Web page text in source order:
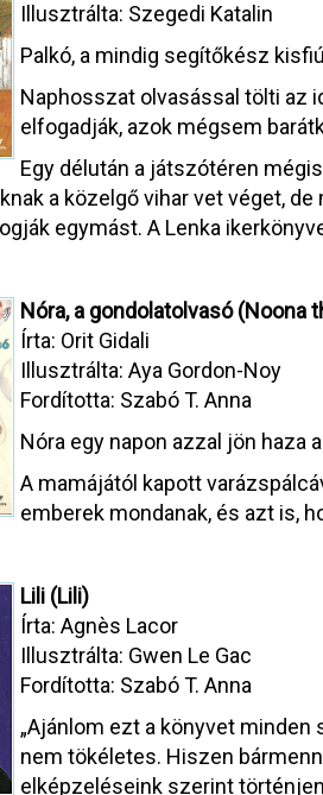
Illusztrálta: Szegedi Katalin
Palkó, a mindig segítőkész
Naphosszat olvasással tölti az
elfogadják, azok mégsem
Egy délután a játszótéren
a közelgő vihar vet véget,
egymást. A Lenka
Nóra, a gondolatolvasó (Noona
Írta: Orit Gidali
Illusztrálta: Aya Gordon-Noy
Fordította: Szabó T. Anna
Nóra egy napon azzal jön haza
A mamájától kapott
emberek mondanak, és azt is,
Lili (Lili)
Írta: Agnès Lacor
Illusztrálta: Gwen Le Gac
Fordította: Szabó T. Anna
„Ajánlom ezt a könyvet minden
nem tökéletes. Hiszen
elképzeléseink szerint